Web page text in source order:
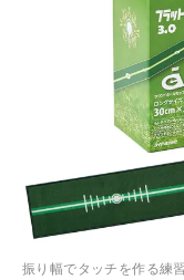
振り幅でタッチを作る練